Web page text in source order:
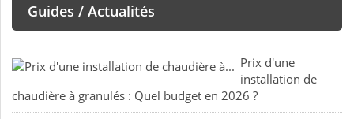
Guides / Actualités
Prix d'une
installation de
chaudière à granulés : Quel budget en 2026 ?